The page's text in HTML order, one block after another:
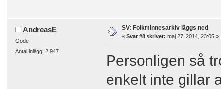
AndreasE
Gode
Antal inlägg: 2 947
SV: Folkminnesarkiv läggs ned
« Svar #8 skrivet: maj 27, 2014, 23:05 »
Personligen så
enkelt inte gillar